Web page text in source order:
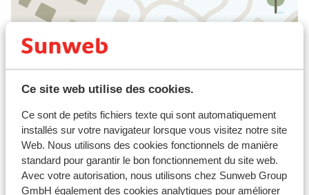
Ce site web utilise des cookies.
Ce sont de petits fichiers texte qui sont automatiquement
installés sur votre navigateur lorsque vous visitez notre site
Web. Nous utilisons des cookies fonctionnels de manière
standard pour garantir le bon fonctionnement du site web.
Avec votre autorisation, nous utilisons chez Sunweb Group
GmbH également des cookies analytiques pour améliorer
À proximité
À la périphérie
Distance du centre-ville: environ 400 mètres
Distance de l'aéroport environ 100 kilomètres
Distance jusqu'a l'arrêt du bus de ski environ 30